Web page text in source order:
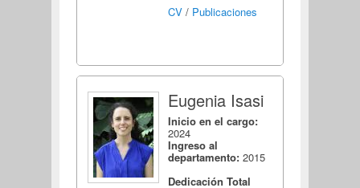
CV/ Publicaciones
Eugenia Isasi
Inicio en el cargo:
2024
Ingreso al
departamento: 2015
Dedicación Total